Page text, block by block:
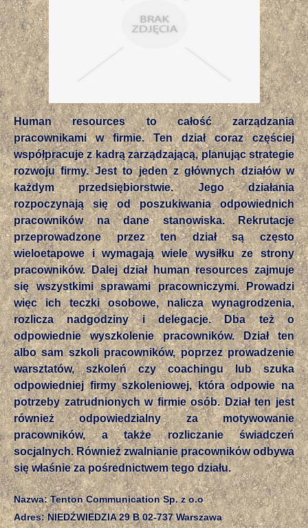
Human resources to całość zarządzania
pracownikami w firmie. Ten dział coraz częściej
współpracuje z kadrą zarządzającą, planując strategie
rozwoju firmy. Jest to jeden z głównych działów w
każdym przedsiębiorstwie. Jego działania
rozpoczynają się od poszukiwania odpowiednich
pracowników na dane stanowiska. Rekrutacje
przeprowadzone przez ten dział są często
wieloetapowe i wymagają wiele wysiłku ze strony
pracowników. Dalej dział human resources zajmuje
się wszystkimi sprawami pracowniczymi. Prowadzi
więc ich teczki osobowe, nalicza wynagrodzenia,
rozlicza nadgodziny i delegacje. Dba też o
odpowiednie wyszkolenie pracowników. Dział ten
albo sam szkoli pracowników, poprzez prowadzenie
warsztatów, szkoleń czy coachingu lub szuka
odpowiedniej firmy szkoleniowej, która odpowie na
potrzeby zatrudnionych w firmie osób. Dział ten jest
również odpowiedzialny za motywowanie
pracowników, a także rozliczanie świadczeń
socjalnych. Również zwalnianie pracowników odbywa
się właśnie za pośrednictwem tego działu.
Nazwa: Tenton Communication Sp. z o.o
Adres: NIEDŹWIEDZIA 29 B 02-737 Warszawa